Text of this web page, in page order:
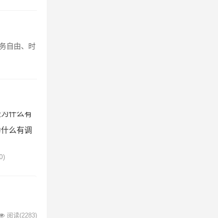
自由、时
么有调
阅读(2283)